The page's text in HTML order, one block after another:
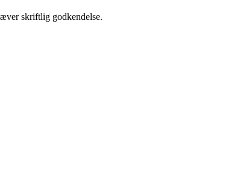
skriftlig godkendelse.